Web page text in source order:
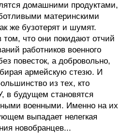
домашними продуктами,
материнскими
же бузотерят и шумят.
что они покидают отчий
работников военного
повесток, а добровольно,
армейскую стезю. И
из тех, кто
в будущем становятся
военными. Именно на их
выпадает нелегкая
новобранцев...